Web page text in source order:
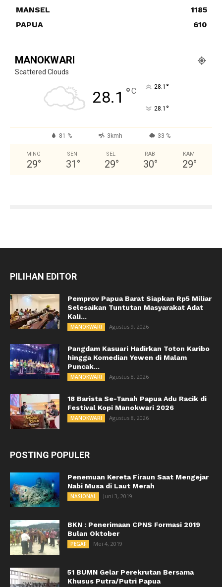
MANSEL
1185
PAPUA
610
MANOKWARI
Scattered Clouds
28.1 °C 28.1 °
28.1 °
81 % 3kmh 33 %
MING
29°
SEN
31 °
SEL
29°
RAB
30°
KAM
29°
PILIHAN EDITOR
Pemprov Papua Barat Siapkan Rp5 Miliar
Selesaikan Tuntutan Masyarakat Adat
Kali...
MANOKWARI Agustus 9, 2026
Pangdam Kasuari Hadirkan Toton Karibo
hingga Komedian Yewen di Malam
Puncak...
MANOKWARI Agustus 8, 2026
18 Barista Se-Tanah Papua Adu Racik di
Festival Kopi Manokwari 2026
MANOKWARI Agustus 8, 2026
POSTING POPULER
Penemuan Kereta Firaun Saat Mengejar
Nabi Musa di Laut Merah
NASIONAL Juni 3, 2019
BKN : Penerimaan CPNS Formasi 2019
Bulan Oktober
PEGAF Mei 4, 2019
51 BUMN Gelar Perekrutan Bersama
Khusus Putra/Putri Papua